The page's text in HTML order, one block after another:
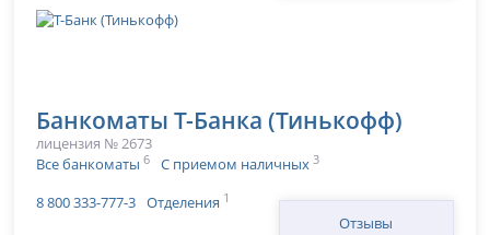
Банкоматы Т-Банка (Тинькофф)
лицензия № 2673
Все банкоматы 6 С приемом наличных 3
8 800 333-777-3 Отделения 1
Отзывы